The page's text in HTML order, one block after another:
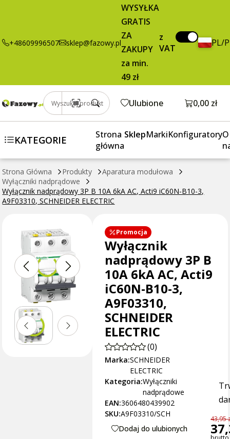
+48609996507 sklep@fazowy.pl
WYSYŁKA
GRATIS
ZA
ZAKUPY
za min.
49 zł
z
VAT
PL/
Wyszukaj produkt Ulubione Otwórz
0,00 zł
KATEGORIE
Strona
główna
SklepMarkiKonfiguratoryO
Strona Główna Produkty
Aparatura modułowa
Wyłączniki nadprądowe
Wyłącznik nadprądowy 3P B 10A 6kA AC, Acti9 iC60N-B10-3,
A9F03310, SCHNEIDER ELECTRIC
iC60N-B10-3,
Promocja
Wyłącznik
nadprądowy 3P B
10A 6kA AC, Acti9
iC60N-B10-3,
A9F03310,
SCHNEIDER
ELECTRIC
(0)
Marka:SCHNEIDER
ELECTRIC
Kategoria:Wyłączniki
nadprądowe
EAN:3606480439902
SKU:A9F03310/SCH
Dodaj do ulubionych
43,95